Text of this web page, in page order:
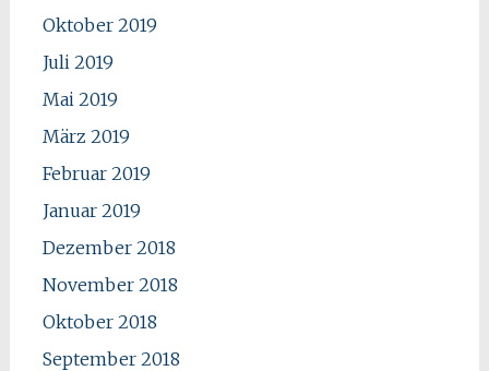
Oktober 2019
Juli 2019
Mai 2019
März 2019
Februar 2019
Januar 2019
Dezember 2018
November 2018
Oktober 2018
September 2018